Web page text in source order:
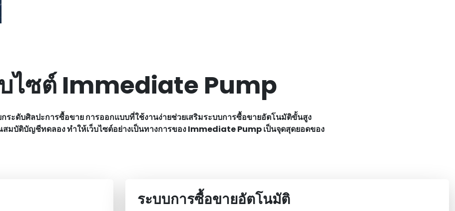
ไซต์ Immediate Pump
ดับศิลปะการซื้อขาย การออกแบบที่ใช้งานง่ายช่วยเสริมระบบการซื้อขายอัตโนมัติขั้นสูง
มบัติบัญชีทดลอง ทําให้เว็บไซต์อย่างเป็นทางการของ Immediate Pump เป็นจุดสุดยอดของ
ระบบการซื้อขายอัตโนมัติ